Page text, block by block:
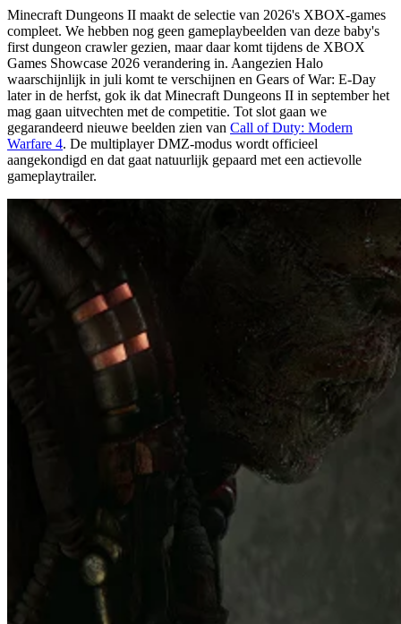
Minecraft Dungeons II maakt de selectie van 2026's XBOX-games
compleet. We hebben nog geen gameplaybeelden van deze baby's
firstdungeon crawler gezien, maar daar komt tijdens de XBOX
Games Showcase 2026 verandering in. Aangezien Halo
waarschijnlijk in juli komt te verschijnen en Gears of War: E-Day
later in de herfst, gok ik dat Minecraft Dungeons II in september het
mag gaan uitvechten met de competitie. Tot slot gaan we
gegarandeerd nieuwe beelden zien van Call of Duty: Modern
Warfare 4. De multiplayer DMZ-modus wordt officieel
aangekondigd en dat gaat natuurlijk gepaard met een actievolle
gameplaytrailer.